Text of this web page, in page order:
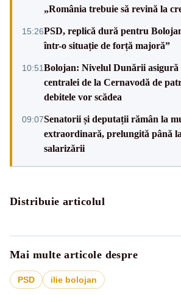
„România trebuie să revină la
15:26PSD, replică dură pentru
într-o situație de forță majoră”
10:51Bolojan: Nivelul Dunării asigură
centralei de la Cernavodă de
debitele vor scădea
09:07Senatorii și deputații rămân la
extraordinară, prelungită până
salarizării
Distribuie articolul
Mai multe articole despre
PSD ilie bolojan